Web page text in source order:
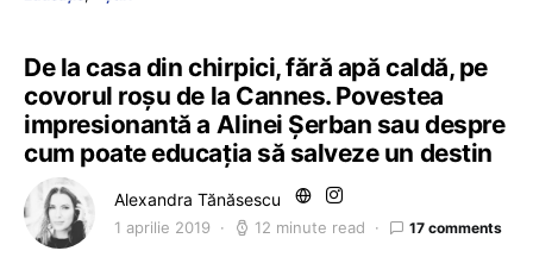
De la casa din chirpici, fără apă caldă, pe
covorul roșu de la Cannes. Povestea
impresionantă a Alinei Șerban sau despre
cum poate educația să salveze un destin
Alexandra Tănăsescu
1 aprilie 2019 12 minute read 17 comments